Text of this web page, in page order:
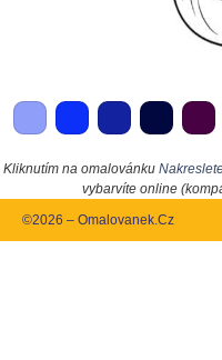
Kliknutím na omalovánku
vybarvíte online
©2026 – Omalovanek.Cz